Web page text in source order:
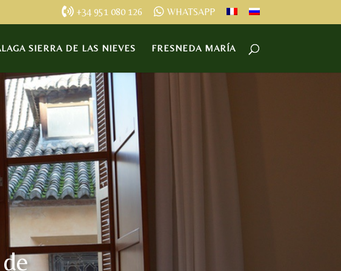
+34 951 080 126 WHATSAPP
SIERRA DE LAS NIEVES FRESNEDA MARÍA